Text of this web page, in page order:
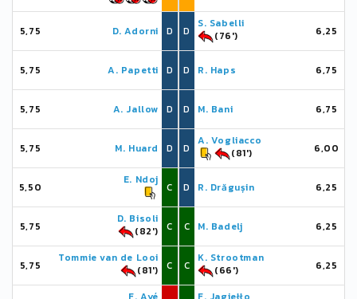
5,75 D. Adorni D
5,75 A. Papetti D
5,75 A. Jallow D
5,75 M. Huard D
5,50
E. Ndoj
C
5,75
D. Bisoli
(82')
C
5,75
Tommie van de Looi
(81')
C
D
S. Sabelli
(76')
6,25
D R. Haps 6,75
D M. Bani 6,75
D
A. Vogliacco
(81')
6,00
D R. Drăgușin 6,25
C M. Badelj 6,25
C
K. Strootman
(66')
6,25